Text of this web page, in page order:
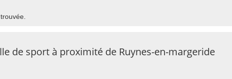
de sport à proximité de Ruynes-en-margeride